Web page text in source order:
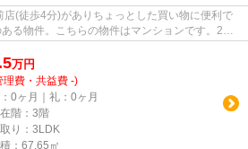
(徒歩4分)がありちょっとした買い物に便利で
る物件。こちらの物件はマンションです。2駅
万円
理費・共益費 -)
0ヶ月｜礼：0ヶ月
階：3階
り：3LDK
：67.65㎡